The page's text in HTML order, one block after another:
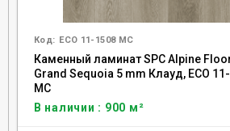
Код: ECO 11-1508 MC
Каменный ламинат SPC Alpine
Grand Sequoia 5 mm Клауд, ECO
MC
В наличии : 900 м²